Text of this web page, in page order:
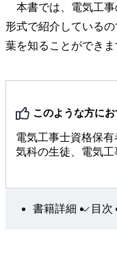
本書では、電気工事
形式で紹介している
葉を知ることができま
このような方に
電気工事士資格保
気科の生徒、電気
書籍詳細 目次